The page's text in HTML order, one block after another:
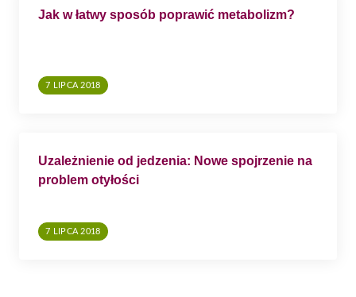
Jak w łatwy sposób poprawić metabolizm?
7 LIPCA 2018
Uzależnienie od jedzenia: Nowe spojrzenie na
problem otyłości
7 LIPCA 2018